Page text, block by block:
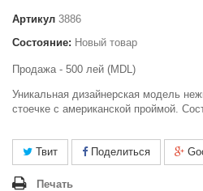
Артикул 3886
Состояние: Новый товар
Продажа - 500 лей (MDL)
Уникальная дизайнерская модель
стоечке с американской проймой.
Твит Поделиться
Печать